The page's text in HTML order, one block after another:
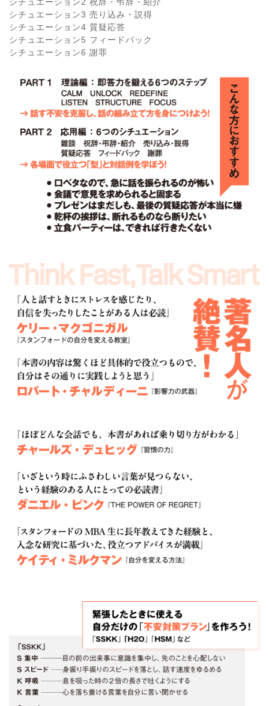
シチュエーション3 売り込み・説得
シチュエーション4 質疑応答
シチュエーション5 フィードバック
シチュエーション6 謝罪